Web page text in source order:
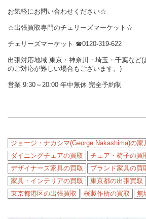
お気軽にお問い合わせください☆
☆出張買取専門のチェリーズマーケット☆
チェリーズマーケット ☎︎0120-319-622
出張対応地域 東京・神奈川・埼玉・千葉など
のご対応が難しい場合もございます。)
営業 9:30～20:00 年中無休 完全予約制
ジョージ・ナカシマ(George Nakashima)の家
ダイニングチェアの買取
チェア・椅子の買
デザイナーズ家具の買取
ブランド家具の買
家具・インテリアの買取
東京都の出張買取
東京都港区の出張買取
桜製作所の買取 無